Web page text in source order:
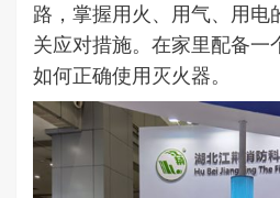
路，掌握用火、用气、用电
关应对措施。在家里配备一
如何正确使用灭火器。